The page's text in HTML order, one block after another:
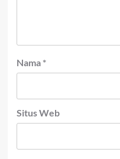
Nama *
Situs Web